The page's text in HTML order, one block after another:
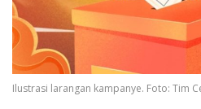
Ilustrasi larangan kampanye. Foto: Tim